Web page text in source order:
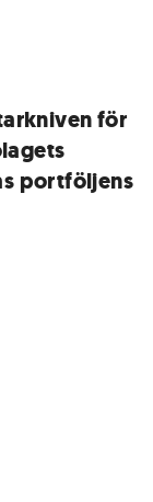
för
portföljens